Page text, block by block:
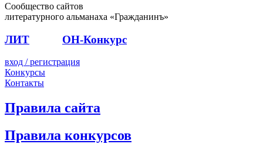
Сообщество сайтов
литературного альманаха «Гражданинъ»
ЛИТ ОН-Конкурс
вход / регистрация
Конкурсы
Контакты
Правила сайта
Правила конкурсов